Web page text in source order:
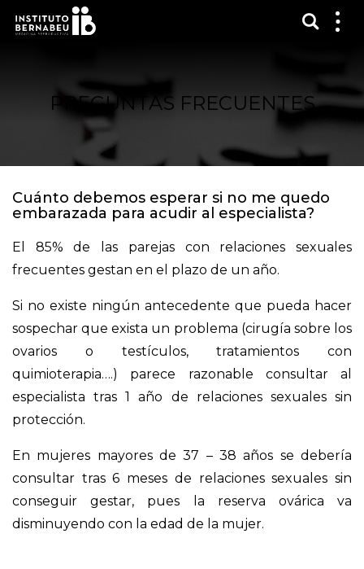
PREGUNTAS FRECUENTES
Cuánto debemos esperar si no me quedo
embarazada para acudir al especialista?
El 85% de las parejas con relaciones sexuales
frecuentes gestan en el plazo de un año.
Si no existe ningún antecedente que pueda hacer
sospechar que exista un problema (cirugía sobre los
ovarios o testículos, tratamientos con
quimioterapia….) parece razonable consultar al
especialista tras 1 año de relaciones sexuales sin
protección.
En mujeres mayores de 37 – 38 años se debería
consultar tras 6 meses de relaciones sexuales sin
conseguir gestar, pues la reserva ovárica va
disminuyendo con la edad de la mujer.